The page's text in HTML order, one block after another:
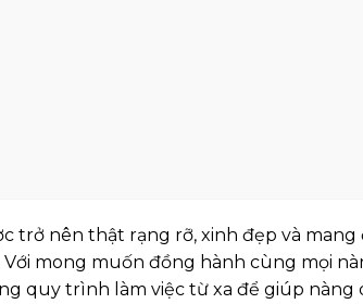
trở nên thật rạng rỡ, xinh đẹp và
mong muốn đồng hành cùng mọi
quy trình làm việc từ xa để giúp nàng